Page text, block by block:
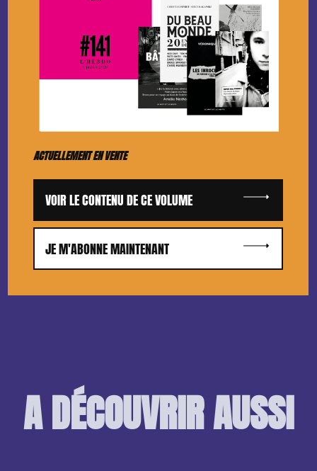
ACTUELLEMENT EN VENTE
VOIR LE CONTENU DE CE VOLUME
JE M'ABONNE MAINTENANT
A DÉCOUVRIR AUSSI